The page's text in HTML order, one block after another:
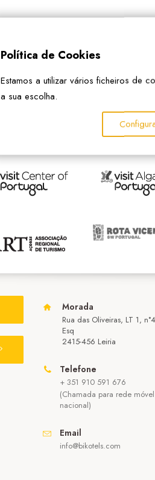
Morada
Rua das Oliveiras, LT 1,
Esq
2415-456 Leiria
Telefone
+ 351 910 591 676
(Chamada para rede móvel
nacional)
Email
info@bikotels.com
Política de Cookies
Estamos a utilizar vários ficheiros de
a sua escolha.